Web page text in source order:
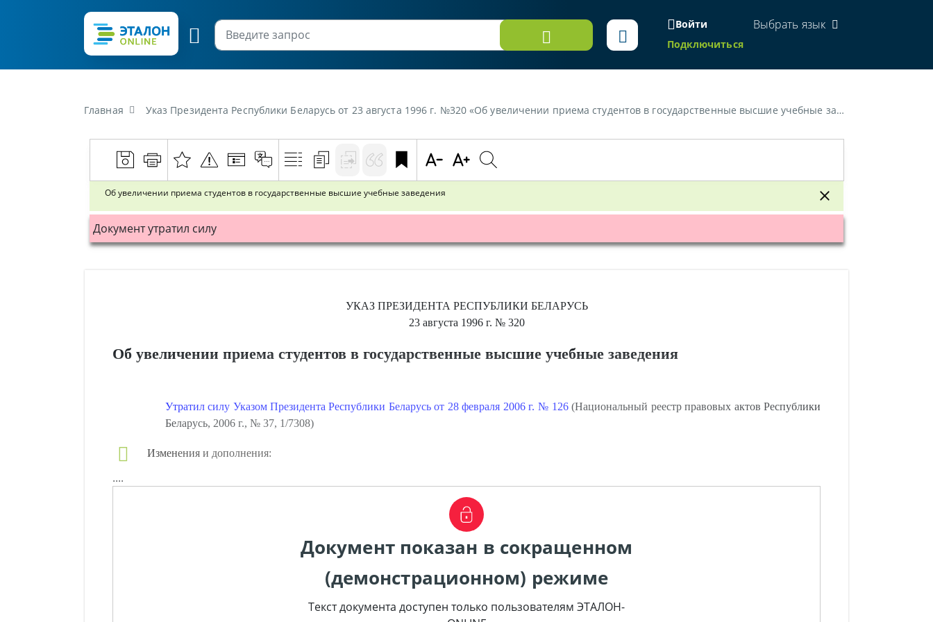
Войти
Подключиться
Выбрать язык
Главная Указ Президента Республики Беларусь от 23 августа 1996 г. №320 «Об увеличении приема студентов в государственные высшие учебные заведения»
Об увеличении приема студентов в государственные высшие учебные заведения
Документ утратил силу
УКАЗ ПРЕЗИДЕНТА РЕСПУБЛИКИ БЕЛАРУСЬ
23 августа 1996 г. № 320
Об увеличении приема студентов в государственные высшие учебные заведения
Утратил силу Указом Президента Республики Беларусь от 28 февраля 2006 г. № 126(Национальный реестр правовых актов Республики
Беларусь, 2006 г., № 37, 1/7308)
Изменения и дополнения:
....
Документ показан в сокращенном
(демонстрационном) режиме
Текст документа доступен только пользователям ЭТАЛОН-